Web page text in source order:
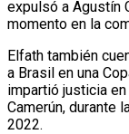
expulsó a Agustín
momento en la
Elfath también
a Brasil en una
impartió justicia en
Camerún, durante
2022.